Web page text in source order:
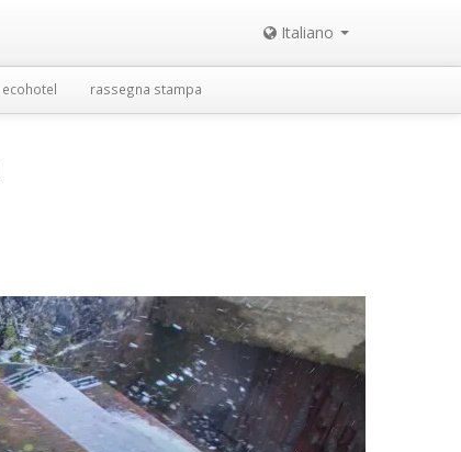
Italiano
ecohotel rassegna stampa